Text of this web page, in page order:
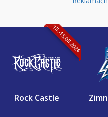
13.-15.08.2026
Rock Castle